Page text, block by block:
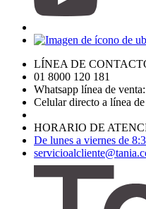
LÍNEA DE
01 8000 120 181
Whatsapp línea de venta:
Celular directo a línea
HORARIO DE
De lunes a viernes de